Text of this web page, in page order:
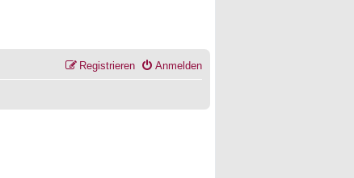
Anmelden
Registrieren